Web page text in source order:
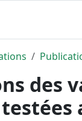
des